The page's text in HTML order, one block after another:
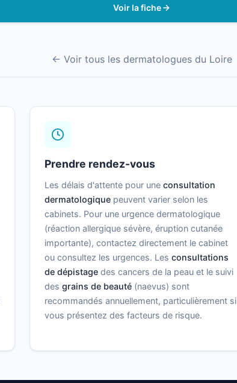
Voir la fiche
← Voir tous les dermatologues du Loire
Prendre rendez-vous
Les délais d'attente pour uneconsultation
dermatologique peuvent varier selon les
cabinets. Pour une urgence dermatologique
(réaction allergique sévère, éruption cutanée
importante), contactez directement le cabinet
ou consultez les urgences. Lesconsultations
de dépistage des cancers de la peau et le suivi
desgrains de beauté (naevus) sont
recommandés annuellement, particulièrement si
vous présentez des facteurs de risque.